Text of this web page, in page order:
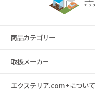
商品カテゴリー
取扱メーカー
エクステリア.com+について